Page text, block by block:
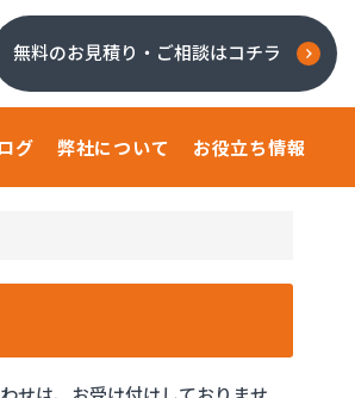
無料のお見積り・ご相談はコチラ
グ 弊社について お役立ち情報